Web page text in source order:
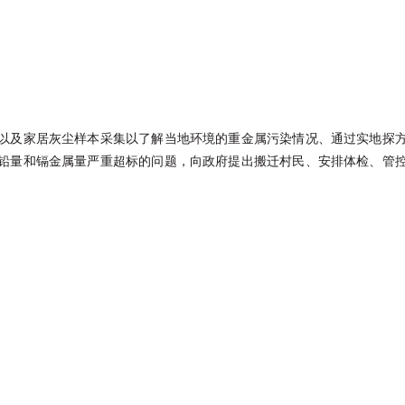
及家居灰尘样本采集以了解当地环境的重金属污染情况、通过实地探
量和镉金属量严重超标的问题，向政府提出搬迁村民、安排体检、管